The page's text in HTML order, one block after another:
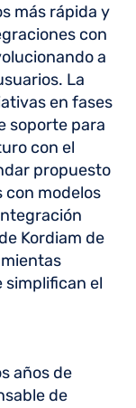
más rápida y
con
a
La
en fases
soporte para
con el
propuesto
con modelos
Kordiam de
simplifican el
años de
de